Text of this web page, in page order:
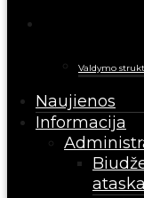
Valdymo
Naujienos
Informacija